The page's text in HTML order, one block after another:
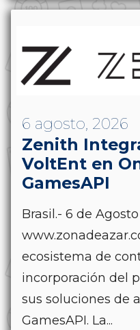
6 agosto, 2026
Zenith
VoltEnt en
GamesAPI
Brasil.- 6 de Agosto
ecosistema de
incorporación del
sus soluciones de
GamesAPI. La...